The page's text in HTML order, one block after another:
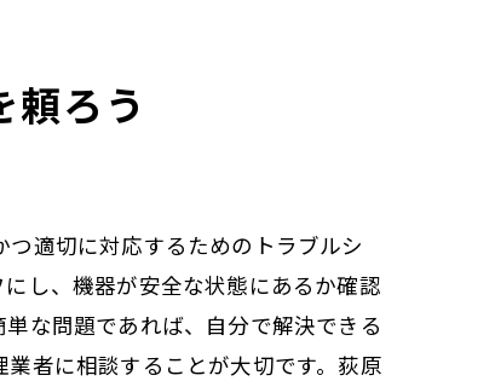
ろう
適切に対応するためのトラブルシ
し、機器が安全な状態にあるか確認
な問題であれば、自分で解決できる
者に相談することが大切です。荻原